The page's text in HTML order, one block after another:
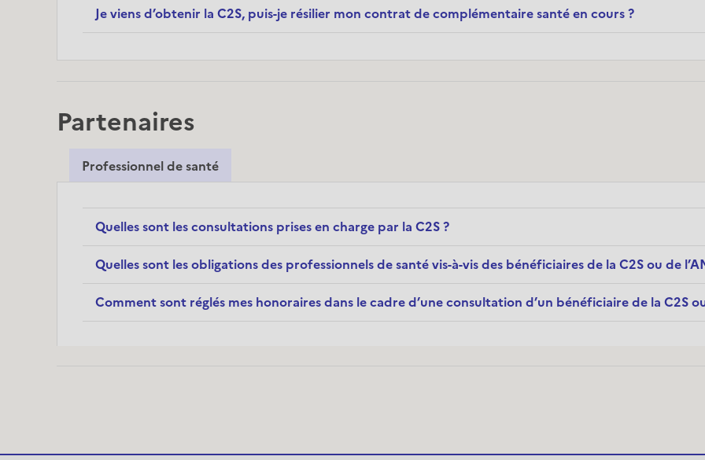
Je viens d’obtenir la C2S, puis-je résilier mon contrat de complémentaire santé en cours ?
Partenaires
Professionnel de santé
Quelles sont les consultations prises en charge par la C2S ?
Quelles sont les obligations des professionnels de santé vis-à-vis des bénéficiaires de la C2S ou de
Comment sont réglés mes honoraires dans le cadre d’une consultation d’un bénéficiaire de la C2S ou